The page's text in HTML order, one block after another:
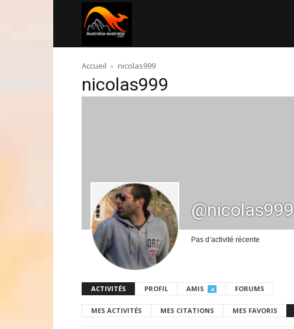
australie.com
Accueil nicolas999
nicolas999
@nicolas999
Pas d’activité récente
ACTIVITÉS PROFIL AMIS 4 FORUMS
MES ACTIVITÉS MES CITATIONS MES FAVORIS